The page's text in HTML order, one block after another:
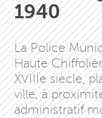
1940
La Police
Haute
XVIIIe siècle,
ville, à
administratif